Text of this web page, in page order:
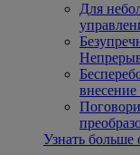
Для
Узнать больше